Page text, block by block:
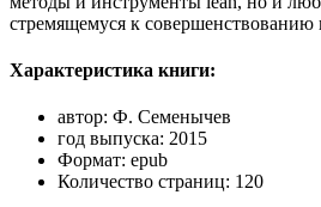
стремящемуся к совершенствованию
Характеристика книги:
автор: Ф. Семенычев
год выпуска: 2015
Формат: epub
Количество страниц: 120